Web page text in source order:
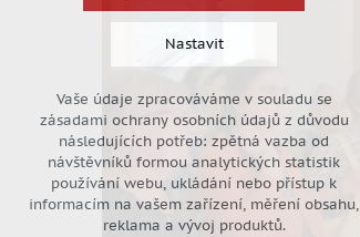
Nastavit
Technická cookies
nutná pro provozování webu
udržení kontextu stránek (session):
případná přihlášení, volby jazyka,
apod.
Vaše údaje zpracováváme v souladu se
zásadami ochrany osobních údajů z důvodu
následujících potřeb: zpětná vazba od
návštěvníků formou analytických statistik
používání webu, ukládání nebo přístup k
informacím na vašem zařízení, měření obsahu,
reklama a vývoj produktů.